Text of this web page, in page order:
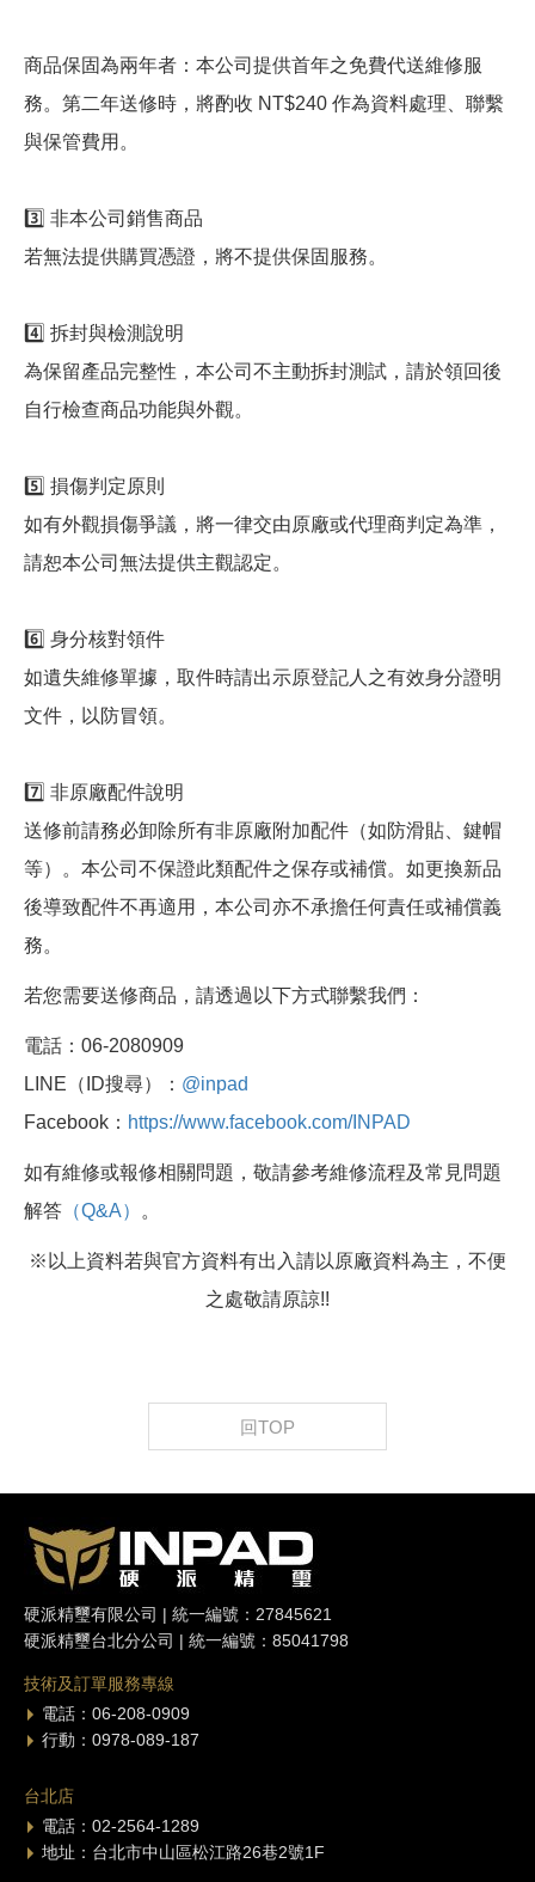
商品保固為兩年者：本公司提供首年之免費代送維修服
務。第二年送修時，將酌收 NT$240 作為資料處理、聯繫
與保管費用。
3️⃣ 非本公司銷售商品
若無法提供購買憑證，將不提供保固服務。
4️⃣ 拆封與檢測說明
為保留產品完整性，本公司不主動拆封測試，請於領回後
自行檢查商品功能與外觀。
5️⃣ 損傷判定原則
如有外觀損傷爭議，將一律交由原廠或代理商判定為準，
請恕本公司無法提供主觀認定。
6️⃣ 身分核對領件
如遺失維修單據，取件時請出示原登記人之有效身分證明
文件，以防冒領。
7️⃣ 非原廠配件說明
送修前請務必卸除所有非原廠附加配件（如防滑貼、鍵帽
等）。本公司不保證此類配件之保存或補償。如更換新品
後導致配件不再適用，本公司亦不承擔任何責任或補償義
務。
若您需要送修商品，請透過以下方式聯繫我們：
電話：06-2080909
LINE（ID搜尋）： @inpad
Facebook： https://www.facebook.com/INPAD
如有維修或報修相關問題，敬請參考維修流程及常見問題
解答 （Q&A） 。
※以上資料若與官方資料有出入請以原廠資料為主，不便
之處敬請原諒!!
回TOP
硬派精璽有限公司 | 統一編號：27845621
硬派精璽台北分公司 | 統一編號：85041798
技術及訂單服務專線
電話：06-208-0909
行動：0978-089-187
台北店
電話：02-2564-1289
地址：台北市中山區松江路26巷2號1F